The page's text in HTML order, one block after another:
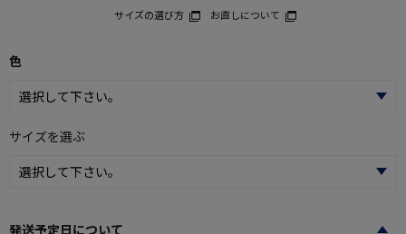
サイズの選び方 お直しについて
色
サイズを選ぶ
発送予定日について